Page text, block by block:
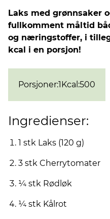
Laks med grønnsaker
fullkomment måltid
og næringstoffer, i
kcal i en porsjon!
Porsjoner:1Kcal :500
Ingredienser:
1 stk Laks (120 g)
3 stk Cherrytomater
¼ stk Rødløk
¼ stk Kålrot